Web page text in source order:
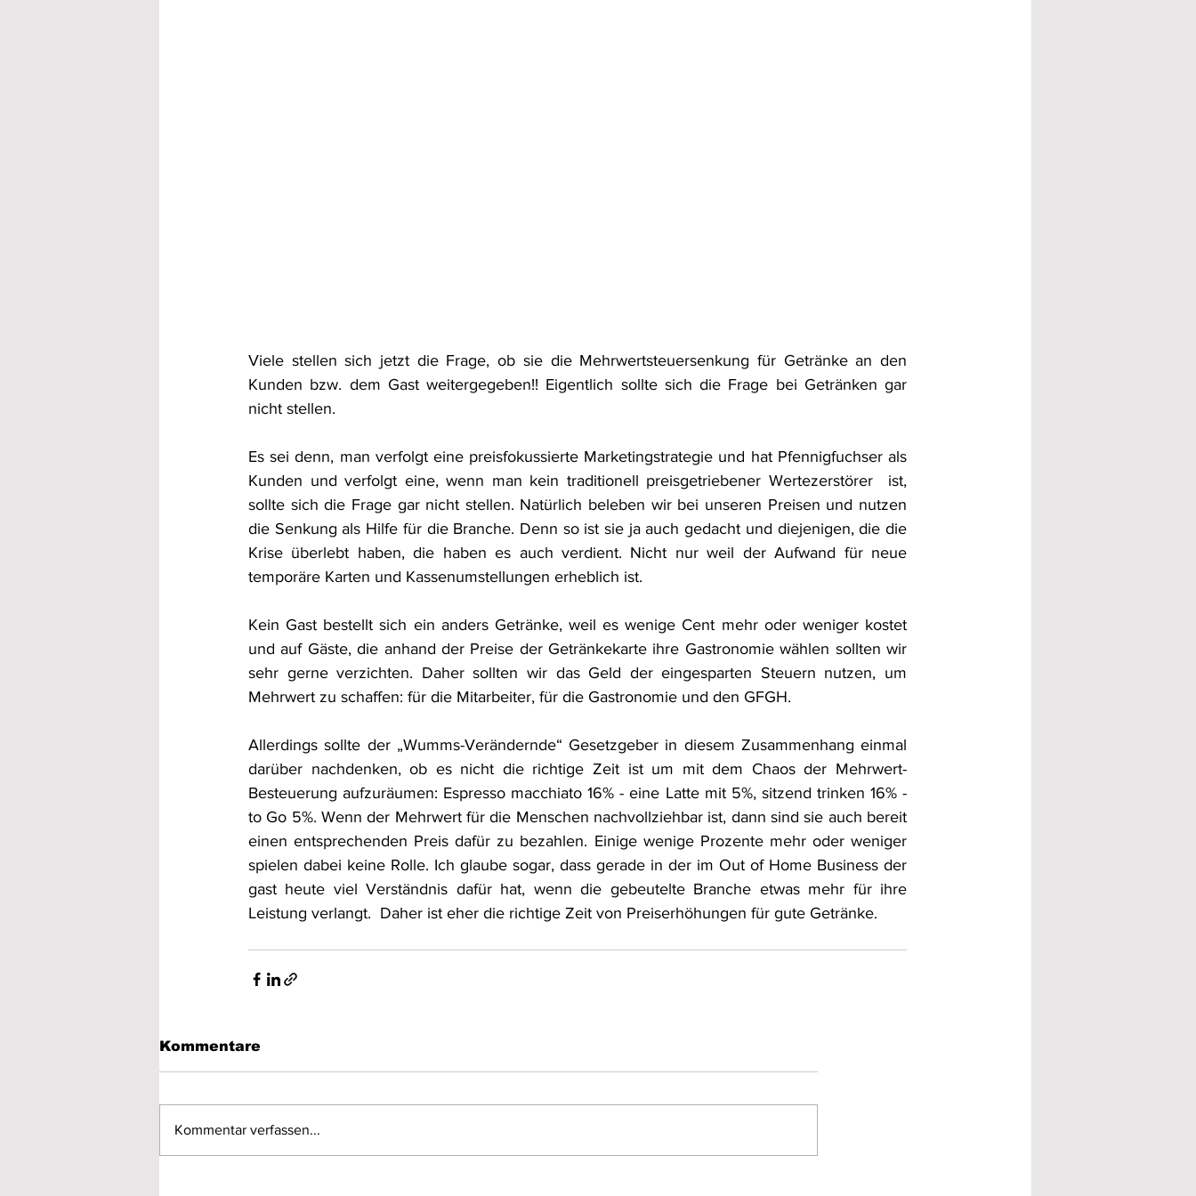
Viele stellen sich jetzt die Frage, ob sie die Mehrwertsteuersenkung für Getränke an den
Kunden bzw. dem Gast weitergegeben!! Eigentlich sollte sich die Frage bei Getränken gar
nicht stellen.
Es sei denn, man verfolgt eine preisfokussierte Marketingstrategie und hat Pfennigfuchser als
Kunden und verfolgt eine, wenn man kein traditionell preisgetriebener Wertezerstörer  ist,
sollte sich die Frage gar nicht stellen. Natürlich beleben wir bei unseren Preisen und nutzen
die Senkung als Hilfe für die Branche. Denn so ist sie ja auch gedacht und diejenigen, die die
Krise überlebt haben, die haben es auch verdient. Nicht nur weil der Aufwand für neue
temporäre Karten und Kassenumstellungen erheblich ist.
Kein Gast bestellt sich ein anders Getränke, weil es wenige Cent mehr oder weniger kostet
und auf Gäste, die anhand der Preise der Getränkekarte ihre Gastronomie wählen sollten wir
sehr gerne verzichten. Daher sollten wir das Geld der eingesparten Steuern nutzen, um
Mehrwert zu schaffen: für die Mitarbeiter, für die Gastronomie und den GFGH.
Allerdings sollte der „Wumms-Verändernde“ Gesetzgeber in diesem Zusammenhang einmal
darüber nachdenken, ob es nicht die richtige Zeit ist um mit dem Chaos der Mehrwert-
Besteuerung aufzuräumen: Espresso macchiato 16% - eine Latte mit 5%, sitzend trinken 16% -
to Go 5%. Wenn der Mehrwert für die Menschen nachvollziehbar ist, dann sind sie auch bereit
einen entsprechenden Preis dafür zu bezahlen. Einige wenige Prozente mehr oder weniger
spielen dabei keine Rolle. Ich glaube sogar, dass gerade in der im Out of Home Business der
gast heute viel Verständnis dafür hat, wenn die gebeutelte Branche etwas mehr für ihre
Leistung verlangt.  Daher ist eher die richtige Zeit von Preiserhöhungen für gute Getränke.
Kommentare
Kommentar verfassen...